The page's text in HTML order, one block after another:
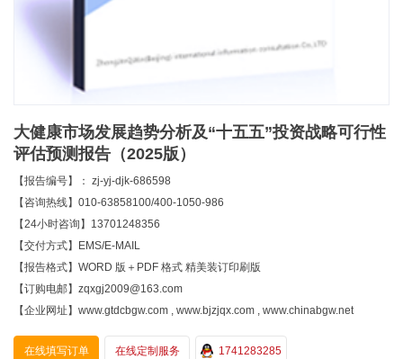
大健康市场发展趋势分析及“十五五”投资战略可行性
评估预测报告（2025版）
【报告编号】： zj-yj-djk-686598
【咨询热线】010-63858100/400-1050-986
【24小时咨询】13701248356
【交付方式】EMS/E-MAIL
【报告格式】WORD 版＋PDF 格式 精美装订印刷版
【订购电邮】zqxgj2009@163.com
【企业网址】www.gtdcbgw.com , www.bjzjqx.com , www.chinabgw.net
在线填写订单 在线定制服务 1741283285